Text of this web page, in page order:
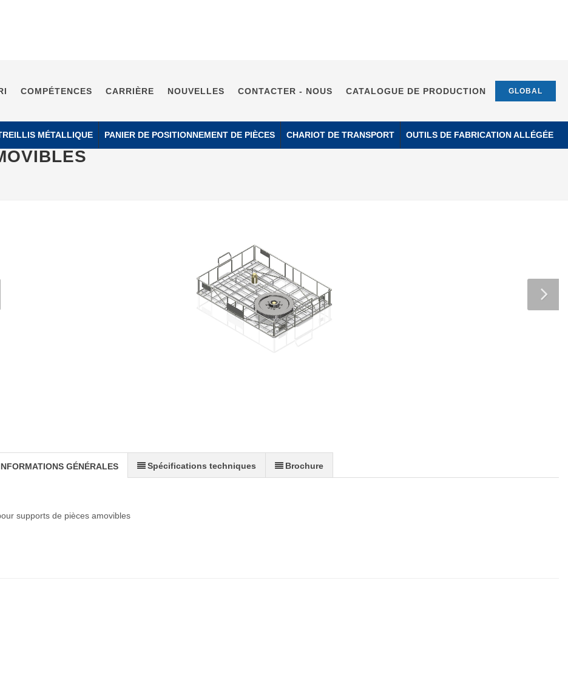
COMPÉTENCES CARRIÈRE NOUVELLES CONTACTER - NOUS CATALOGUE DE PRODUCTION GLOBAL
MÉTALLIQUE PANIER DE POSITIONNEMENT DE PIÈCES CHARIOT DE TRANSPORT OUTILS DE FABRICATION ALLÉGÉE
GÉNÉRALES Spécifications techniques Brochure
supports de pièces amovibles